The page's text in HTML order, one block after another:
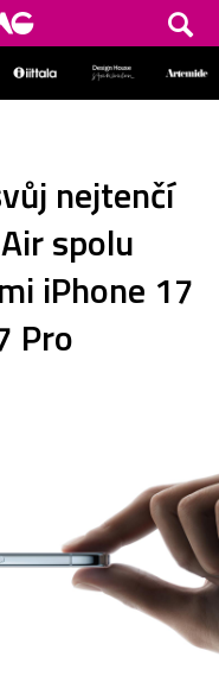
nejtenčí
spolu
iPhone 17
Pro